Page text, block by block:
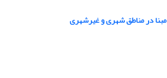
در مناطق شهری و غیرشهری